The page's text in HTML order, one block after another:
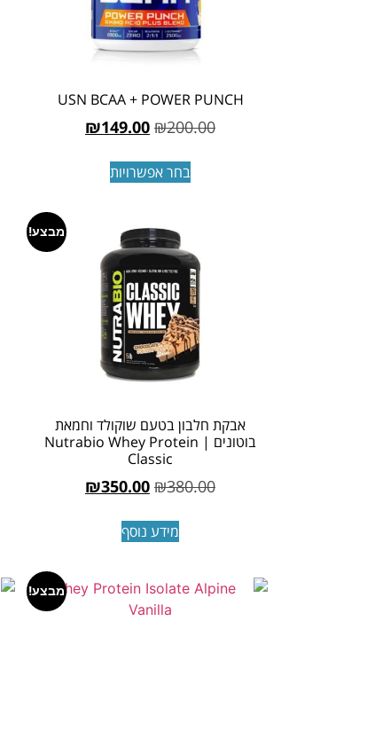
USN BCAA + POWER PUNCH
₪200.00
₪149.00
בחר אפשרויות
מבצע!
אבקת חלבון בטעם שוקולד וחמאת
בוטונים | Nutrabio Whey Protein
Classic
₪380.00
₪350.00
מידע נוסף
מבצע!